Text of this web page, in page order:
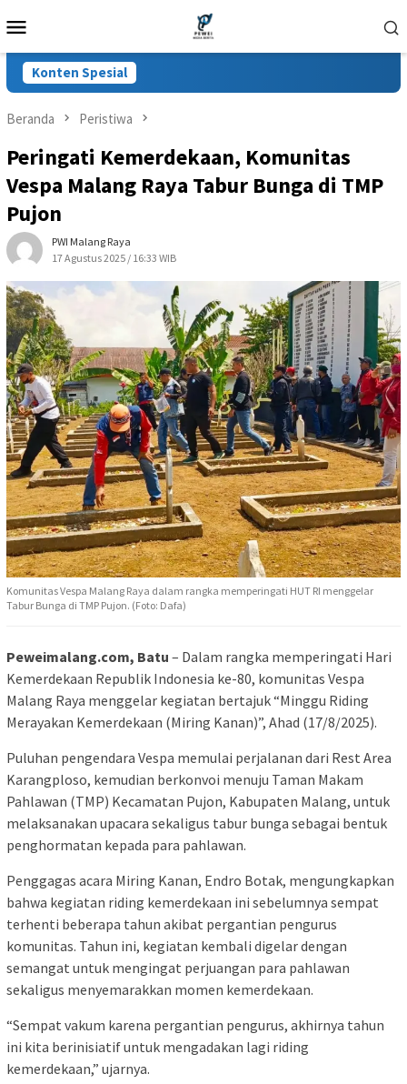
ke
Mobile
Konten Spesial
Beranda Peristiwa
Peringati Kemerdekaan, Komunitas
Vespa Malang Raya Tabur Bunga di TMP
Pujon
PWI Malang Raya
17 Agustus 2025 / 16:33 WIB
Komunitas Vespa Malang Raya dalam rangka memperingati HUT RI menggelar
Tabur Bunga di TMP Pujon. (Foto: Dafa)
Peweimalang.com, Batu – Dalam rangka memperingati Hari
Kemerdekaan Republik Indonesia ke-80, komunitas Vespa
Malang Raya menggelar kegiatan bertajuk “Minggu Riding
Merayakan Kemerdekaan (Miring Kanan)”, Ahad (17/8/2025).
Puluhan pengendara Vespa memulai perjalanan dari Rest Area
Karangploso, kemudian berkonvoi menuju Taman Makam
Pahlawan (TMP) Kecamatan Pujon, Kabupaten Malang, untuk
melaksanakan upacara sekaligus tabur bunga sebagai bentuk
penghormatan kepada para pahlawan.
Penggagas acara Miring Kanan, Endro Botak, mengungkapkan
bahwa kegiatan riding kemerdekaan ini sebelumnya sempat
terhenti beberapa tahun akibat pergantian pengurus
komunitas. Tahun ini, kegiatan kembali digelar dengan
semangat untuk mengingat perjuangan para pahlawan
sekaligus menyemarakkan momen kemerdekaan.
“Sempat vakum karena pergantian pengurus, akhirnya tahun
ini kita berinisiatif untuk mengadakan lagi riding
kemerdekaan,” ujarnya.